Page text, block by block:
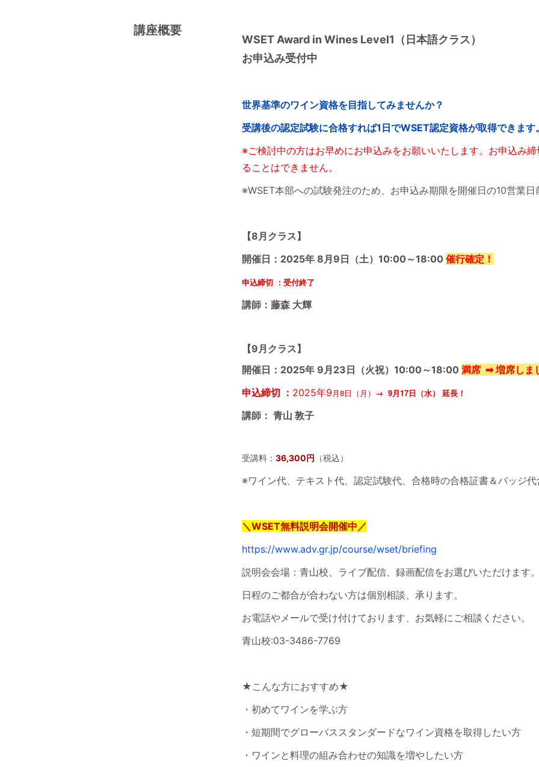
講座概要
WSET Award in Wines Level1（日本語クラス）
お申込み受付中
世界基準のワイン資格を目指してみませんか？
受講後の認定試験に合格すれば1日でWSET認定資格が取得できます
※ご検討中の方はお早めにお申込みをお願いいたします。お申込み
ることはできません。
※WSET本部への試験発注のため、お申込み期限を開催日の10営業
【8月クラス】
開催日：2025年 8月9日（土）10:00～18:00 催行確定！
申込締切 ：受付終了
講師：藤森 大輝
【9月クラス】
開催日：2025年 9月23日（火祝）10:00～18:00 満席 ➡ 増席しま
申込締切 ： 2025年9月8日（月） → 9月17日（水） 延長！
講師： 青山 敦子
受講料： 36,300円 （税込）
※ワイン代、テキスト代、認定試験代、合格時の合格証書＆バッジ代
＼WSET無料説明会開催中／
https://www.adv.gr.jp/course/wset/briefing
説明会会場：青山校、ライブ配信、録画配信をお選びいただけます
日程のご都合が合わない方は個別相談、承ります。
お電話やメールで受け付けております、お気軽にご相談ください。
青山校:03-3486-7769
★こんな方におすすめ★
・初めてワインを学ぶ方
・短期間でグローバススタンダードなワイン資格を取得したい方
・ワインと料理の組み合わせの知識を増やしたい方